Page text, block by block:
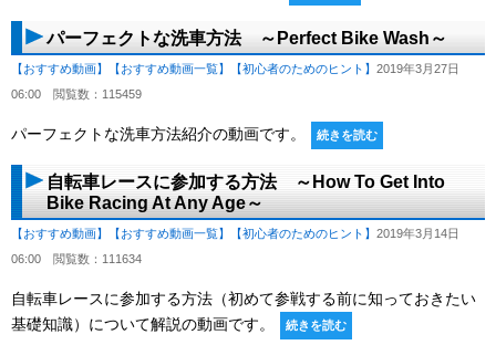
パーフェクトな洗車方法 ～Perfect Bike Wash～
【おすすめ動画】 【おすすめ動画一覧】 【初心者のためのヒント】 2019年3月27日
06:00 閲覧数：115459
パーフェクトな洗車方法紹介の動画です。 続きを読む
自転車レースに参加する方法 ～How To Get Into
Bike Racing At Any Age～
【おすすめ動画】 【おすすめ動画一覧】 【初心者のためのヒント】 2019年3月14日
06:00 閲覧数：111634
自転車レースに参加する方法（初めて参戦する前に知っておきたい
基礎知識）について解説の動画です。
続きを読む